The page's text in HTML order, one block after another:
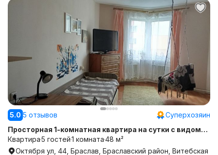
5.0 5 отзывов
Суперхозяин
Просторная 1-комнатная квартира на сутки с видом
на два озера в Браславе для отдыха
Квартира5 гостей1 комната48 м²
Октября ул, 44, Браслав, Браславский район, Витебская